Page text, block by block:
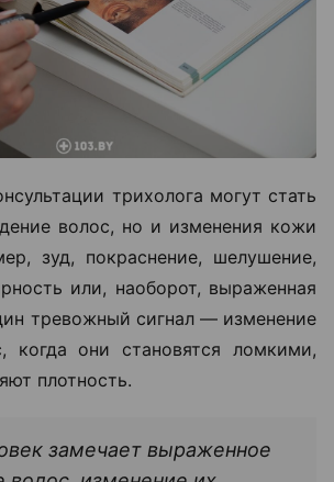
трихолога могут стать
волос, но и изменения кожи
зуд, покраснение, шелушение,
или, наоборот, выраженная
тревожный сигнал — изменение
когда они становятся ломкими,
плотность.
замечает выраженное